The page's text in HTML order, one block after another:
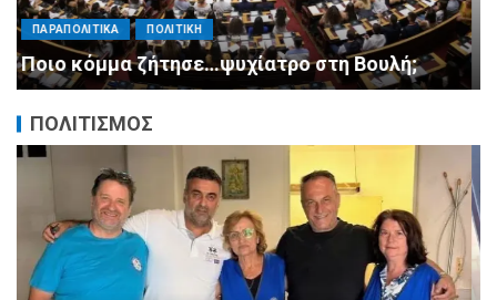
Μητσοτάκης σε υπουργούς: Ξεχάστε τον
ανασχηματισμό, πιάστε δουλειά με 4
αυστηρές εντολές
ΠΟΛΙΤΙΣΜΟΣ
ΠΕΡΙΦΕΡΕΙΕΣ ΠΟΛΙΤΙΣΜΟΣ ΣΥΛΛΟΓΟΙ - ΕΝΩΣΕΙΣ